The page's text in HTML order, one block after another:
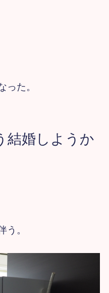
った。
結婚しようか
う。